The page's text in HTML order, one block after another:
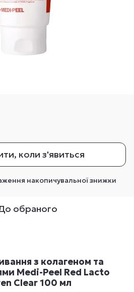
коли з'явиться
накопичувальної знижки
обраного
з колагеном та
Medi-Peel Red Lacto
Clear 100 мл